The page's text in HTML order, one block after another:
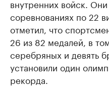
внутренних войск.
соревнованиях по 22
отметил, что
26 из 82 медалей, в
серебряных и девять
установили один
рекорда.